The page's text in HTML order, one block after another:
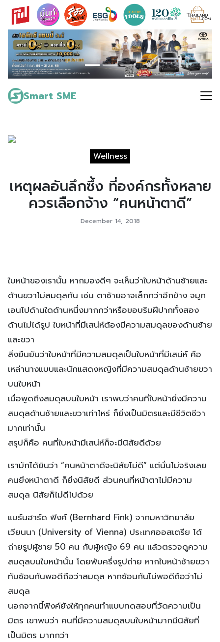
Skip
content
Smart SME
Search
for:
Wellness
เหตุผลอันลึกซึ้ง ที่องค์กรทั้งหลาย
ควรเลือกจ้าง “คนหน้าตาดี”
December 14, 2018
ใบหน้าของเรานั้น หากมองดีๆ จะเห็นว่าใบหน้าด้านซ้ายและ
ด้านขวาไม่สมดุลกัน เช่น ตาซ้ายอาจเล็กกว่าอีกข้าง จมูก
เอนไปด้านใดด้านหนึ่งมากกว่าหรือขอบริมฝีปากทั้งสอง
ด้านไม่ได้รูป ใบหน้าที่มีเสน่ห์ต้องมีความสมดุลของด้านซ้าย
และขวา
สิ่งยืนยันว่าใบหน้าที่มีความสมดุลเป็นใบหน้าที่มีเสน่ห์ คือ
เหล่านางแบบและนักแสดงหญิงที่มีความสมดุลด้านซ้ายขวา
บนใบหน้า
เมื่อพูดถึงสมดุลบนใบหน้า เราพบว่าคนที่ใบหน้ายิ่งมีความ
สมดุลด้านซ้ายและขวาเท่าไหร่ ก็ยิ่งเป็นมิตรและมีชีวิตชีวา
มากเท่านั้น
สรุปก็คือ คนที่ใบหน้ามีเสน่ห์ก็จะมีนิสัยดีด้วย
เรามักได้ยินว่า “คนหน้าตาดีจะนิสัยไม่ดี” แต่นั่นไม่จริงเลย
คนยิ่งหน้าตาดี ก็ยิ่งนิสัยดี ส่วนคนที่หน้าตาไม่มีความ
สมดุล นิสัยก็ไม่ดีไปด้วย
แบร์นฮาร์ด ฟิงค์ (Bernhard Fink) จากมหาวิทยาลัย
เวียนนา (University of Vienna) ประเทศออสเตรีย ได้
ถ่ายรูปผู้ชาย 50 คน กับผู้หญิง 69 คน แล้วตรวจดูความ
สมดุลบนใบหน้านั้น โดยพับครึ่งรูปถ่าย หากใบหน้าซ้ายขวา
ทับซ้อนกันพอดีถือว่าสมดุล หากซ้อนกันไม่พอดีถือว่าไม่
สมดุล
นอกจากนี้ฟิงค์ยังให้ทุกคนทำแบบทดสอบที่วัดความเป็น
มิตร เขาพบว่า คนที่มีความสมดุลบนใบหน้ามากมีนิสัยที่
เป็นมิตร มากกว่า